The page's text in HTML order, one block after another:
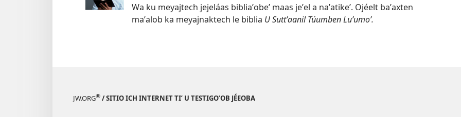
Wa ku meyajtech jejeláas bibliaʼobeʼ maas jeʼel a naʼatikeʼ. Ojéelt baʼaxten
maʼalob ka meyajnaktech le biblia U Suttʼaanil Túumben Luʼumoʼ.
JW.ORG® / SITIO ICH INTERNET TIʼ U TESTIGOʼOB JÉEOBA